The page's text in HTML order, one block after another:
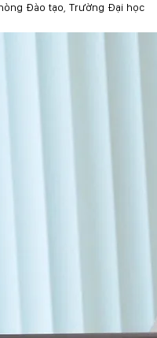
Đào tạo, Trường Đại học